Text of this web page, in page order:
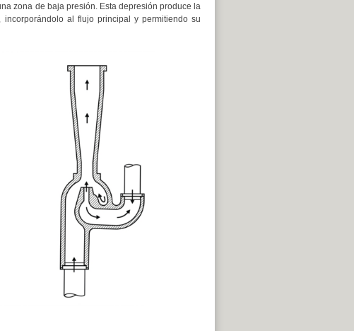
zona de baja presión. Esta depresión produce la
al flujo principal y permitiendo su